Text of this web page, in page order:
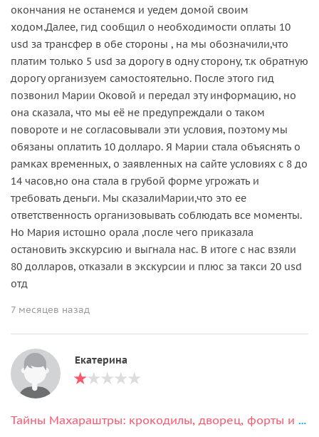
окончания не останемся и уедем домой своим
ходом.Далее, гид сообщил о необходимости оплаты 10
usd за трансфер в обе стороны , на мы обозначили,что
платим только 5 usd за дорогу в одну сторону, т.к обратную
дорогу организуем самостоятельно. После этого гид
позвонил Марии Оковой и передал эту информацию, но
она сказала, что мы её не предупреждали о таком
повороте и не согласовывали эти условия, поэтому мы
обязаны оплатить 10 долларо. Я Марии стала объяснять о
рамках временных, о заявленных на сайте условиях с 8 до
14 часов,но она стала в грубой форме угрожать и
требовать деньги. Мы сказалиМарии,что это ее
ответственность организовывать соблюдать все моменты.
Но Мария истошно орала ,после чего приказала
остановить экскурсию и выгнала нас. В итоге с нас взяли
80 долларов, отказали в экскурсии и плюс за такси 20 usd
отд
7 месяцев назад
Екатерина
Тайны Махараштры: крокодилы, дворец, форты и океан